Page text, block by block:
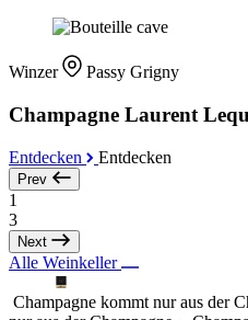
Winzer Passy Grigny
Champagne Laurent
Entdecken Entdecken
Prev
1
3
Next
Alle Weinkeller
Champagne kommt nur aus der